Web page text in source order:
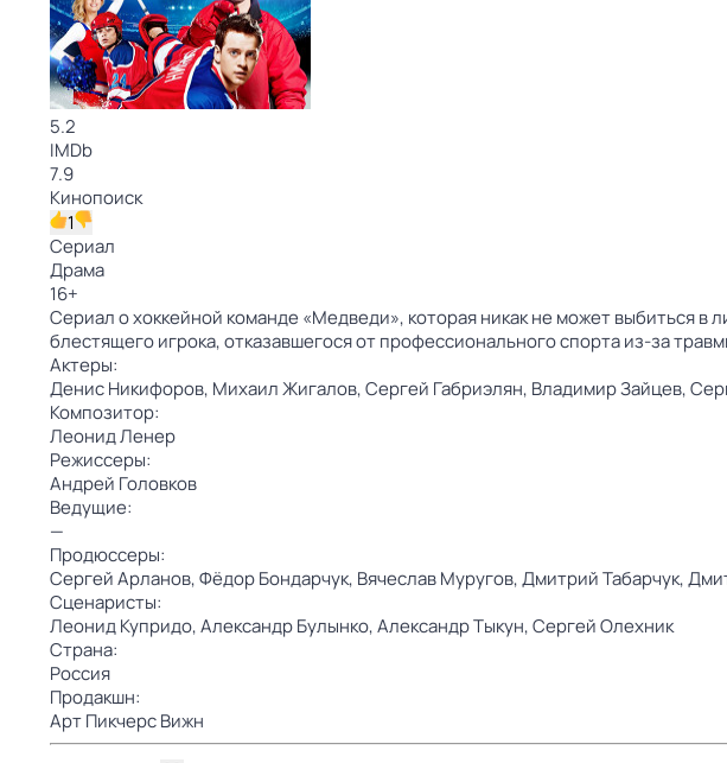
5.2
IMDb
7.9
Кинопоиск
1
Сериал
Драма
16+
Сериал о хоккейной команде «Медведи», которая никак не может выбиться
блестящего игрока, отказавшегося от профессионального спорта из-за
Актеры:
Денис Никифоров, Михаил Жигалов,Сергей Габриэлян, Владимир Зайцев,
Композитор:
Леонид Ленер
Режиссеры:
Андрей Головков
Ведущие:
—
Продюссеры:
Сергей Арланов,Фёдор Бондарчук, Вячеслав Муругов,Дмитрий Табарчук,
Сценаристы:
Леонид Купридо,Александр Булынко,Александр Тыкун,Сергей Олехник
Страна:
Россия
Продакшн:
Арт Пикчерс Вижн